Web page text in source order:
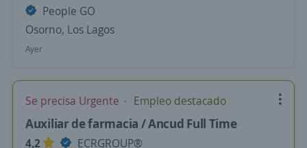
People GO
Osorno, Los Lagos
Ayer
Se precisa Urgente Empleo destacado
Auxiliar de farmacia / Ancud Full Time
4,2 ECRGROUP®️